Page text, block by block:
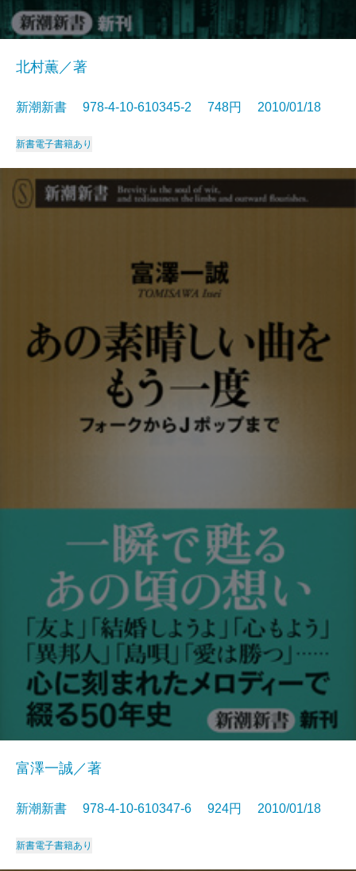
北村薫／著
新潮新書 978-4-10-610345-2 748円 2010/01/18
新書電子書籍あり
富澤一誠／著
新潮新書 978-4-10-610347-6 924円 2010/01/18
新書電子書籍あり